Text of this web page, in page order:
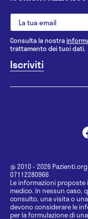
Consulta la nostra
trattamento dei tuoi dati.
@ 2010 - 2026
07112280966
Le informazioni
medico. In nessun caso,
consulto, una visita o
devono considerare le
per la formulazione di